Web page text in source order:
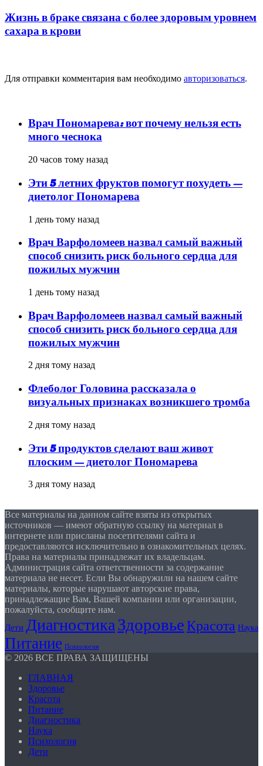
Жизнь в браке связана с более здоровым уровнем
сахара в крови
Для отправки комментария вам необходимо авторизоваться.
Врач Пономарева: вот почему нельзя есть
много чеснока
20 часов тому назад
Эти 5 летних фруктов помогут похудеть —
диетолог Пономарева
1 день тому назад
Врач Варфоломеев назвал самый важный
способ снизить риск больного сердца для
пожилых мужчин
1 день тому назад
Врач Варфоломеев назвал самый важный
способ снизить риск больного сердца для
пожилых мужчин
2 дня тому назад
Флеболог Головина рассказала о
визуальных признаках возникшего тромба
2 дня тому назад
Эти 5 продуктов сделают ваш живот
плоским — диетолог Пономарева
3 дня тому назад
Все материалы на данном сайте взяты из открытых
источников — имеют обратную ссылку на материал в
интернете или присланы посетителями сайта и
предоставляются исключительно в ознакомительных целях.
Права на материалы принадлежат их владельцам.
Администрация сайта ответственности за содержание
материала не несет. Если Вы обнаружили на нашем сайте
материалы, которые нарушают авторские права,
принадлежащие Вам, Вашей компании или организации,
пожалуйста, сообщите нам.
Дети ДиагностикаЗдоровьеКрасота Наука
Питание Психология
© 2026 ВСЕ ПРАВА ЗАЩИЩЕНЫ
ГЛАВНАЯ
Здоровье
Красота
Питание
Диагностика
Наука
Психология
Дети